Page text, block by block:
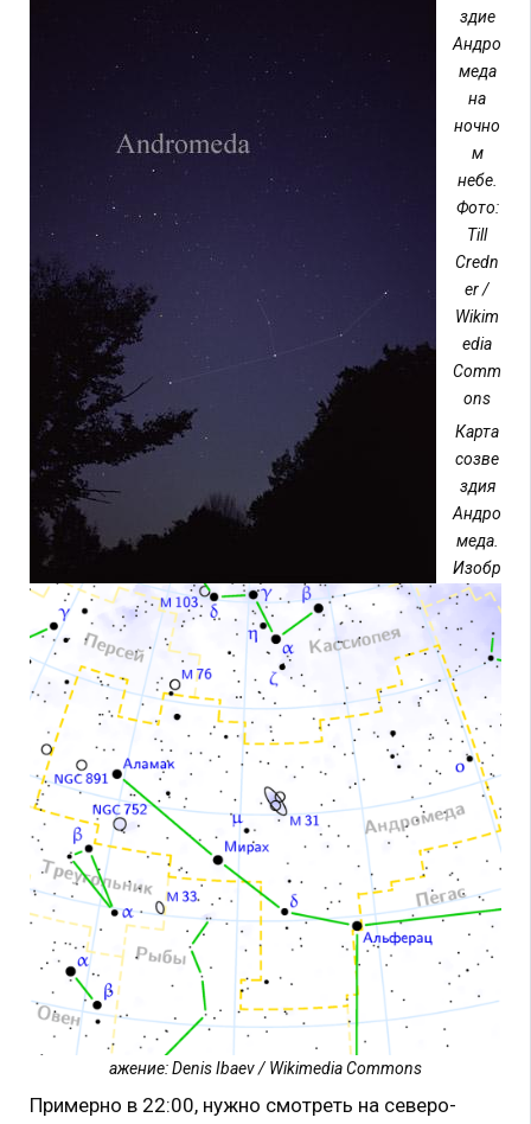
здие
Андро
меда
на
ночно
м
небе.
Фото:
Till
Credn
er /
Wikim
edia
Comm
ons
Карта
созве
здия
Андро
меда.
Изобр
ажение: Denis Ibaev / Wikimedia Commons
Примерно в 22:00, нужно смотреть на северо-